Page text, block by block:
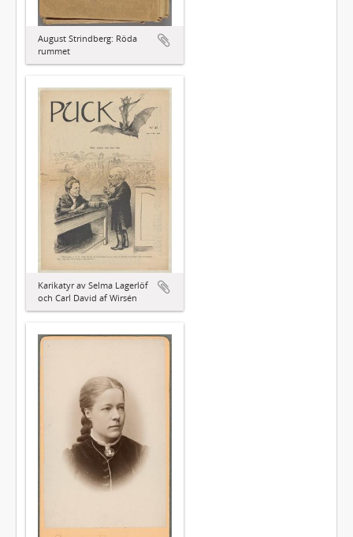
August Strindberg: Röda
rummet
Karikatyr av Selma Lagerlöf
och Carl David af Wirsén